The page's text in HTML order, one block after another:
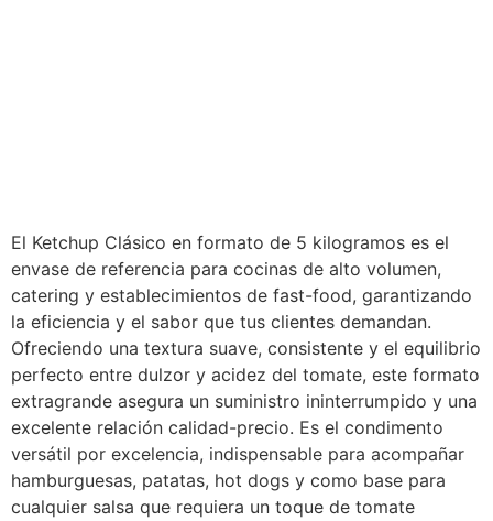
El Ketchup Clásico en formato de 5 kilogramos es el
envase de referencia para cocinas de alto volumen,
catering y establecimientos de fast-food, garantizando
la eficiencia y el sabor que tus clientes demandan.
Ofreciendo una textura suave, consistente y el equilibrio
perfecto entre dulzor y acidez del tomate, este formato
extragrande asegura un suministro ininterrumpido y una
excelente relación calidad-precio. Es el condimento
versátil por excelencia, indispensable para acompañar
hamburguesas, patatas, hot dogs y como base para
cualquier salsa que requiera un toque de tomate